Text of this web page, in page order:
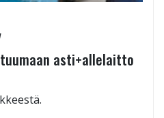
asti+allelaitto